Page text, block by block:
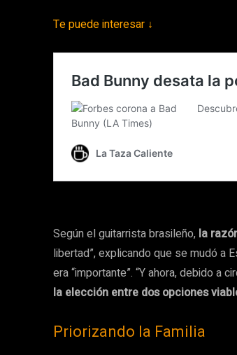
Te puede interesar ↓
Según el guitarrista brasileño, la
libertad”, explicando que se mudó a
era “importante”. “Y ahora, debido a
la elección entre dos opciones
Priorizando la Familia